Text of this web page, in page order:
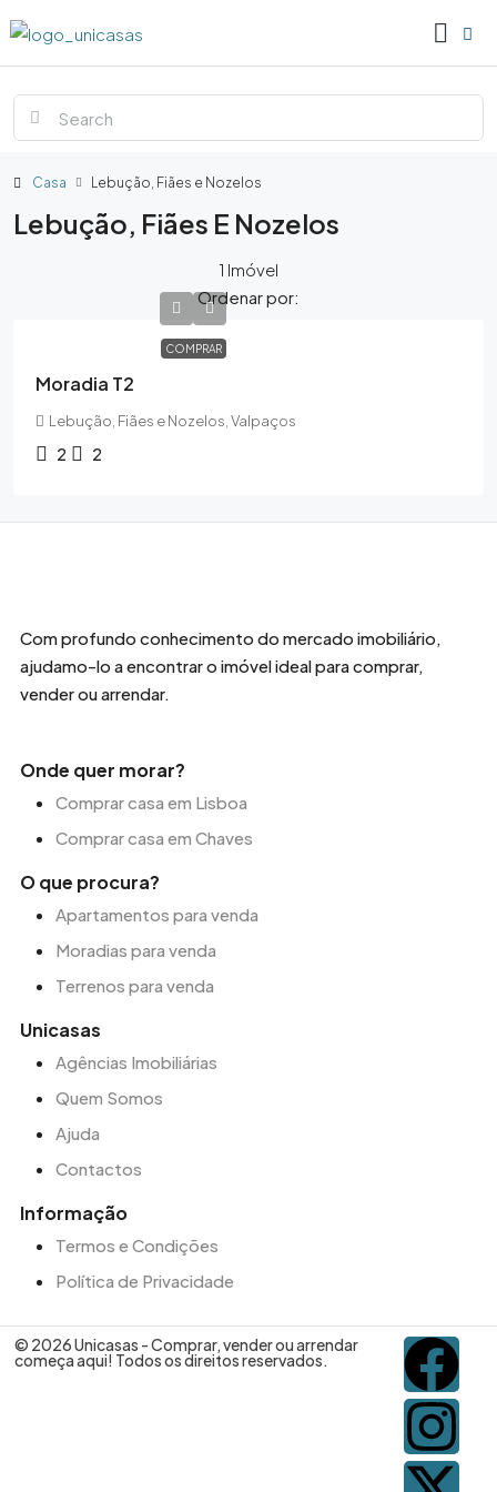
Casa Lebução, Fiães e Nozelos
Lebução, Fiães E Nozelos
1 Imóvel
Ordenar por:
COMPRAR
Moradia T2
Lebução, Fiães e Nozelos, Valpaços
2 2
Com profundo conhecimento do mercado imobiliário,
ajudamo-lo a encontrar o imóvel ideal para comprar,
vender ou arrendar.
Onde quer morar?
Comprar casa em Lisboa
Comprar casa em Chaves
O que procura?
Apartamentos para venda
Moradias para venda
Terrenos para venda
Unicasas
Agências Imobiliárias
Quem Somos
Ajuda
Contactos
Informação
Termos e Condições
Política de Privacidade
© 2026 Unicasas - Comprar, vender ou arrendar
começa aqui! Todos os direitos reservados.